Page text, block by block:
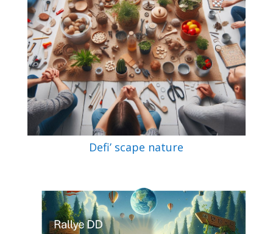
Defi’ scape nature